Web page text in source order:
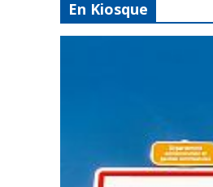
En Kiosque